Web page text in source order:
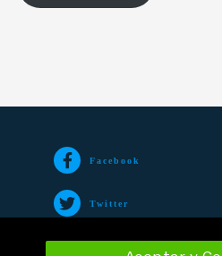
Facebook
Twitter